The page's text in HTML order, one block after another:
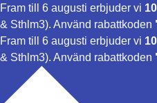
Fram till 6 augusti erbjuder vi
& Sthlm3). Använd rabattkoden
Fram till 6 augusti erbjuder vi
& Sthlm3). Använd rabattkoden